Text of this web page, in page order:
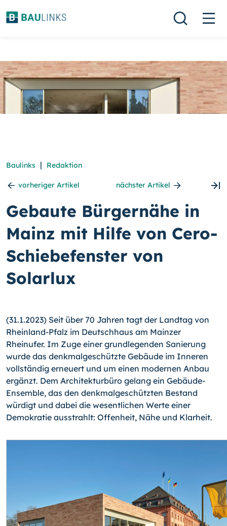
Baulinks | Redaktion
vorheriger Artikel nächster Artikel
Gebaute Bürgernähe in
Mainz mit Hilfe von Cero-
Schiebefenster von
Solarlux
(31.1.2023) Seit über 70 Jahren tagt der Landtag von
Rheinland-Pfalz im Deutschhaus am Mainzer
Rheinufer. Im Zuge einer grundlegenden Sanierung
wurde das denkmalgeschützte Gebäude im Inneren
vollständig erneuert und um einen modernen Anbau
ergänzt. Dem Architekturbüro gelang ein Gebäude-
Ensemble, das den denkmalgeschützten Bestand
würdigt und dabei die wesentlichen Werte einer
Demokratie ausstrahlt: Offenheit, Nähe und Klarheit.